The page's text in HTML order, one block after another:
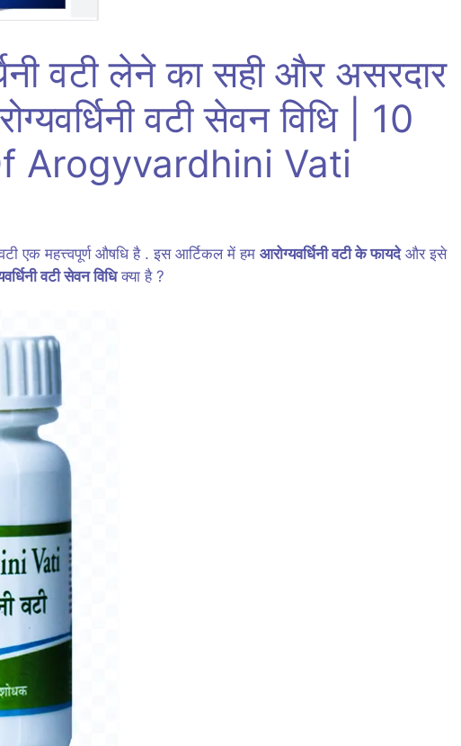
वटी लेने का सही और असरदार
वटी सेवन विधि | 10
Arogyvardhini Vati
वटी एक महत्त्वपूर्ण औषधि है . इस आर्टिकल में हम आरोग्यवर्धिनी वटी के फायदेऔर इसे
वटी सेवन विधिक्या है ?